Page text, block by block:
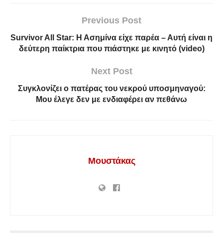
Previous Post
Survivor All Star: Η Ασημίνα είχε παρέα – Αυτή είναι η
δεύτερη παίκτρια που πιάστηκε με κινητό (video)
Next Post
Συγκλονίζει ο πατέρας του νεκρού υποσμηναγού:
Μου έλεγε δεν με ενδιαφέρει αν πεθάνω
Μουστάκας